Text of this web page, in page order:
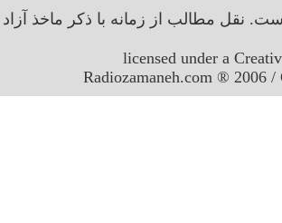
نقل مطالب از زمانه با ذکر ماخذ آزاد
licensed under a